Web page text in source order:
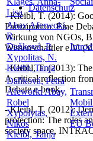
- Kleibl, T. (2014):
Partizipation: Eine
Wirkung von NGOs,
Wissenschaftler e.V.
- Kleibl, T. (2013): The
A critical reflection
Debate e-book.
- Kleibl, T. (2012):
protection: The roles
society space,
Lisa
Abay Aferwoki,
R.
Daňková, P.
Xypolitas, N.
Kleibl, Tanja
Daňková, Petra
Afeworki Abay,
Robel
Xypolytas,
Nikos
Kleibl, Tanja
EU
Datenschutz